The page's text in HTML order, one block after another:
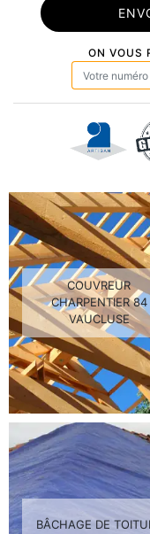
ON VOUS
COUVREUR
CHARPENTIER 84
VAUCLUSE
BÂCHAGE DE